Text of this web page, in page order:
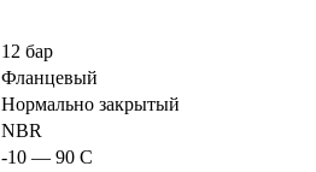
12 бар
Фланцевый
Нормально закрытый
NBR
-10 — 90 C